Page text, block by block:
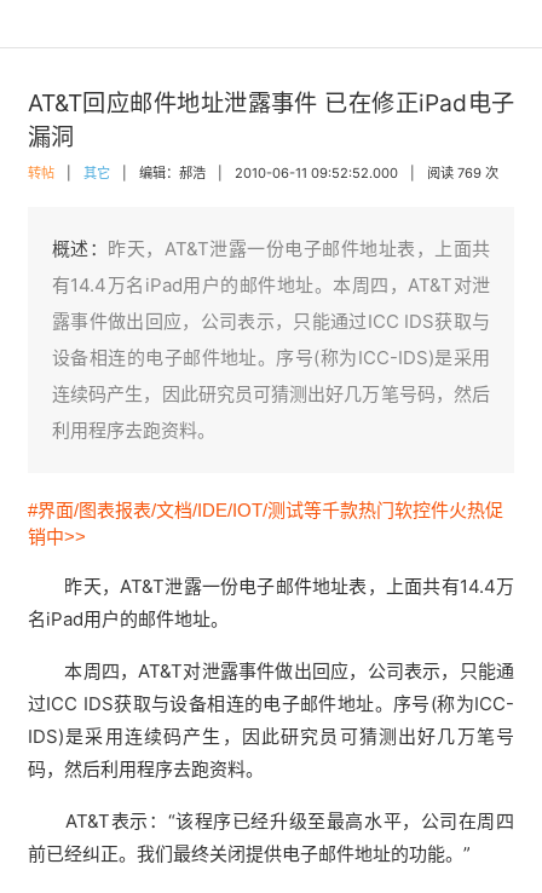
AT&T回应邮件地址泄露事件 已在修正iPad电子
漏洞
转帖 其它 编辑：郝浩 2010-06-11 09:52:52.000 阅读 769 次
概述： 昨天，AT&T泄露一份电子邮件地址表，上面共
有14.4万名iPad用户的邮件地址。本周四，AT&T对泄
露事件做出回应，公司表示，只能通过ICC IDS获取与
设备相连的电子邮件地址。序号(称为ICC-IDS)是采用
连续码产生，因此研究员可猜测出好几万笔号码，然后
利用程序去跑资料。
#界面/图表报表/文档/IDE/IOT/测试等千款热门软控件火热促
销中>>
昨天，AT&T泄露一份电子邮件地址表，上面共有14.4万
名iPad用户的邮件地址。
本周四，AT&T对泄露事件做出回应，公司表示，只能通
过ICC IDS获取与设备相连的电子邮件地址。序号(称为ICC-
IDS)是采用连续码产生，因此研究员可猜测出好几万笔号
码，然后利用程序去跑资料。
AT&T表示：“该程序已经升级至最高水平，公司在周四
前已经纠正。我们最终关闭提供电子邮件地址的功能。”